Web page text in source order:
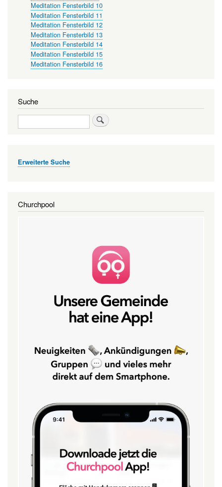
Meditation Fensterbild 10
Meditation Fensterbild 11
Meditation Fensterbild 12
Meditation Fensterbild 13
Meditation Fensterbild 14
Meditation Fensterbild 15
Meditation Fensterbild 16
Suche
Suche
Erweiterte Suche
Churchpool